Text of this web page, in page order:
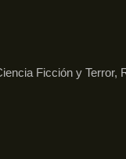
Ficción y Terror,